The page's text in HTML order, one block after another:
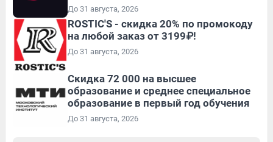
До 31 августа, 2026
ROSTIC'S - скидка 20% по промокоду
на любой заказ от 3199₽!
До 31 августа, 2026
Скидка 72 000 на высшее
образование и среднее специальное
образование в первый год обучения
До 31 августа, 2026